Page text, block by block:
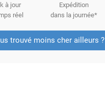
à jour
réel
Expédition
dans la journée*
trouvé moins cher ailleurs ?